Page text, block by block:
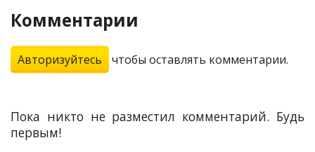
Комментарии
Авторизуйтесь чтобы оставлять комментарии.
Пока никто не разместил комментарий. Будь
первым!